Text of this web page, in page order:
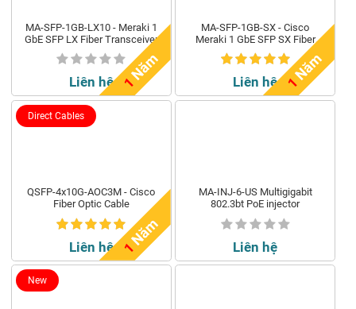
MA-SFP-1GB-LX10 - Meraki 1
GbE SFP LX Fiber Transceiver
Liên hệ 1
N
ă
m
MA-SFP-1GB-SX - Cisco
Meraki 1 GbE SFP SX Fiber
Transceiver
Liên hệ 1
N
ă
m
QSFP-4x10G-AOC3M - Cisco
Fiber Optic Cable
Liên hệ 1
N
ă
m
Direct Cables
MA-INJ-6-US Multigigabit
802.3bt PoE injector
Liên hệ
New